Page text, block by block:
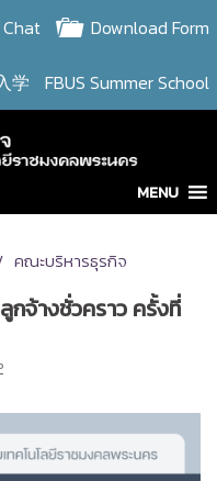
Download Form
学 FBUS Summer School
MENU
คณะบริหารธุรกิจ
จ้างชั่วคราว ครั้งที่